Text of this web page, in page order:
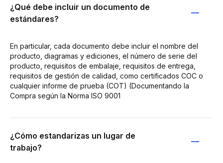
¿Qué debe incluir un documento de
estándares?
En particular, cada documento debe incluir el nombre del
producto, diagramas y ediciones, el número de serie del
producto, requisitos de embalaje, requisitos de entrega,
requisitos de gestión de calidad, como certificados COC o
cualquier informe de prueba (COT) (Documentando la
Compra según la Norma ISO 9001
¿Cómo estandarizas un lugar de
trabajo?